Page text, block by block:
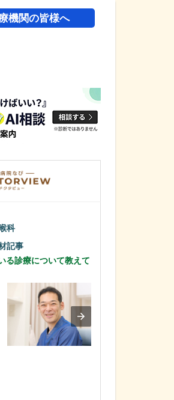
機関の皆様へ
科
記事
る診療について教えて